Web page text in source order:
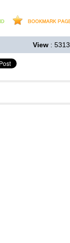
View : 5313